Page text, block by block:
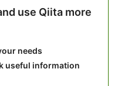
use Qiita more
needs
useful information